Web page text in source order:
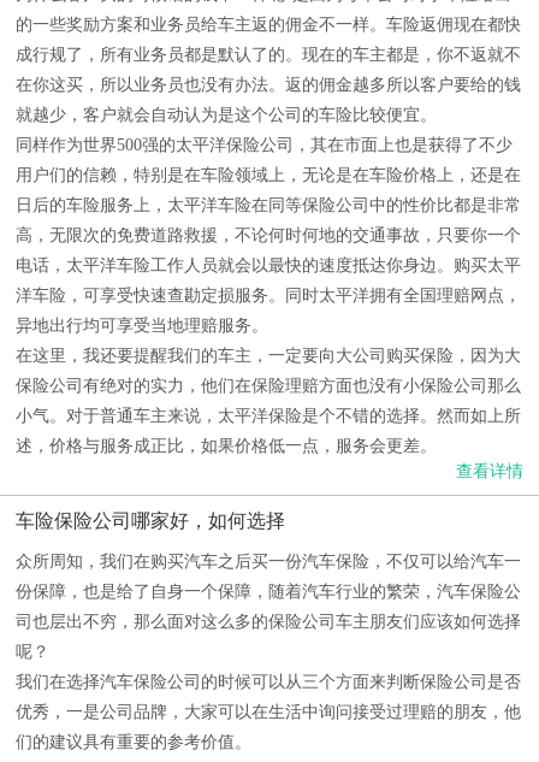
的一些奖励方案和业务员给车主返的佣金不一样。车险返佣现在都快
成行规了，所有业务员都是默认了的。现在的车主都是，你不返就不
在你这买，所以业务员也没有办法。返的佣金越多所以客户要给的钱
就越少，客户就会自动认为是这个公司的车险比较便宜。
同样作为世界500强的太平洋保险公司，其在市面上也是获得了不少
用户们的信赖，特别是在车险领域上，无论是在车险价格上，还是在
日后的车险服务上，太平洋车险在同等保险公司中的性价比都是非常
高，无限次的免费道路救援，不论何时何地的交通事故，只要你一个
电话，太平洋车险工作人员就会以最快的速度抵达你身边。购买太平
洋车险，可享受快速查勘定损服务。同时太平洋拥有全国理赔网点，
异地出行均可享受当地理赔服务。
在这里，我还要提醒我们的车主，一定要向大公司购买保险，因为大
保险公司有绝对的实力，他们在保险理赔方面也没有小保险公司那么
小气。对于普通车主来说，太平洋保险是个不错的选择。然而如上所
述，价格与服务成正比，如果价格低一点，服务会更差。
查看详情
车险保险公司哪家好，如何选择
众所周知，我们在购买汽车之后买一份汽车保险，不仅可以给汽车一
份保障，也是给了自身一个保障，随着汽车行业的繁荣，汽车保险公
司也层出不穷，那么面对这么多的保险公司车主朋友们应该如何选择
呢？
我们在选择汽车保险公司的时候可以从三个方面来判断保险公司是否
优秀，一是公司品牌，大家可以在生活中询问接受过理赔的朋友，他
们的建议具有重要的参考价值。